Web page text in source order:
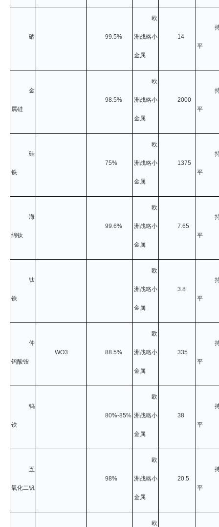
硒 99.5%
欧
洲战略小
金属
14
平
金
属硅
98.5%
欧
洲战略小
金属
2000
平
硅
铁
75%
欧
洲战略小
金属
1375
平
海
绵钛
99.6%
欧
洲战略小
金属
7.65
平
钛
铁
欧
洲战略小
金属
3.8
平
仲
钨酸铵
WO3 88.5%
欧
洲战略小
金属
335
平
钨
铁
80%-85%
欧
洲战略小
金属
38
平
五
氧化二钒
98%
欧
洲战略小
金属
20.5
平
欧